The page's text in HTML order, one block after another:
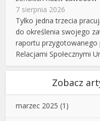
7 sierpnia 2026
Tylko jedna trzecia
do określenia swojego
raportu przygotowanego
Relacjami Społecznymi
Zobacz
marzec 2025 (1)